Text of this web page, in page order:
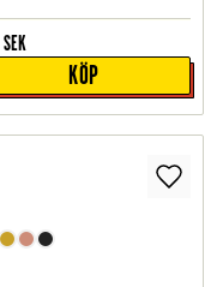
SEK
KÖP